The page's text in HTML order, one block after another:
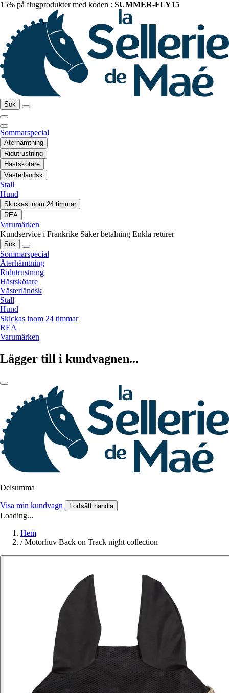
15% på flugprodukter med koden : SUMMER-FLY15
Sök
Sommarspecial
Återhämtning
Ridutrustning
Hästskötare
Västerländsk
Stall
Hund
Skickas inom 24 timmar
REA
Varumärken
Kundservice i Frankrike Säker betalning Enkla returer
Sök
Sommarspecial
Återhämtning
Ridutrustning
Hästskötare
Västerländsk
Stall
Hund
Skickas inom 24 timmar
REA
Varumärken
Lägger till i kundvagnen...
Delsumma
Visa min kundvagn Fortsätt handla
Loading...
Hem
/ Motorhuv Back on Track night collection